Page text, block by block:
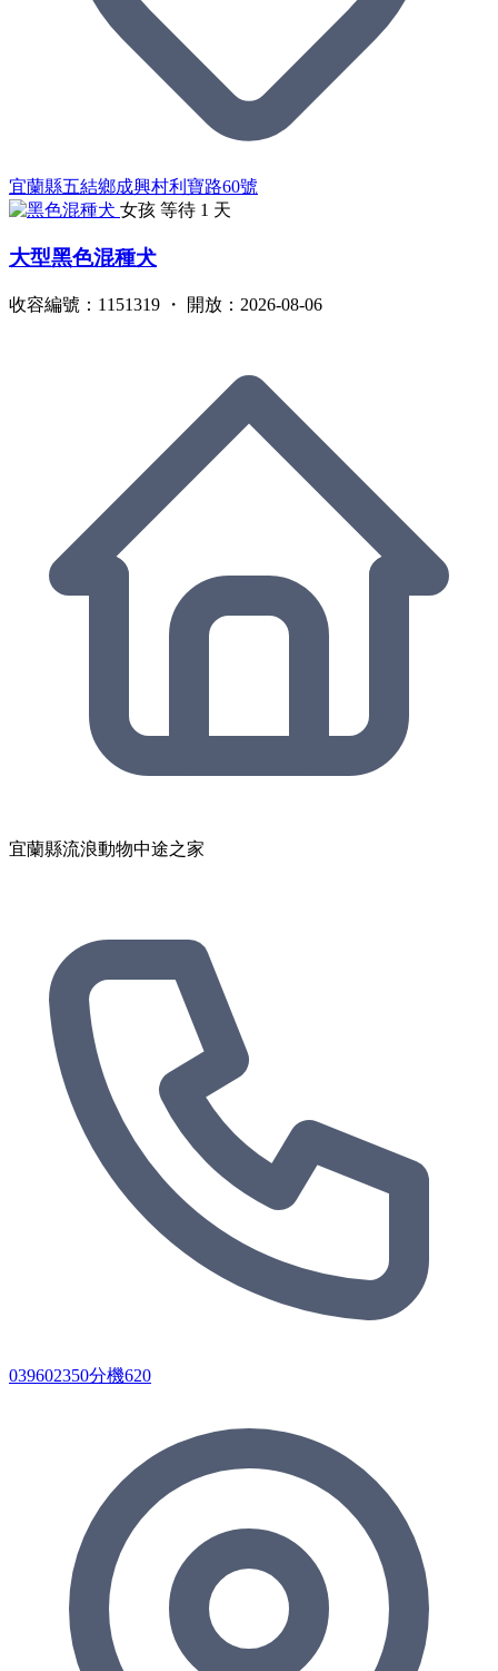
宜蘭縣五結鄉成興村利寶路60號
女孩 等待 1 天
大型黑色混種犬
收容編號：1151319 ・ 開放：2026-08-06
宜蘭縣流浪動物中途之家
039602350分機620